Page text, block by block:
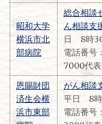
昭和大学
横浜市北
部病院
総合相談
ん相談支
日 8時
電話番
7000代表
恩賜財団
済生会横
浜市東部
がん相談
平日 8時
電話番